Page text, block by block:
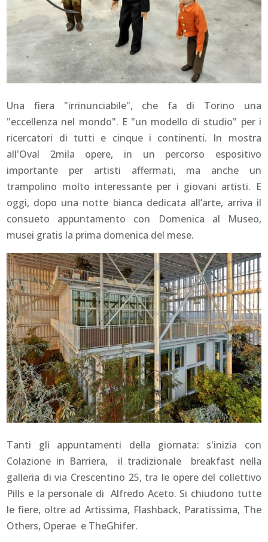
Una fiera "irrinunciabile", che fa di Torino una
"eccellenza nel mondo". E "un modello di studio" per i
ricercatori di tutti e cinque i continenti. In mostra
all'Oval 2mila opere, in un percorso espositivo
importante per artisti affermati, ma anche un
trampolino molto interessante per i giovani artisti. E
oggi, dopo una notte bianca dedicata all’arte, arriva il
consueto appuntamento con Domenica al Museo,
musei gratis la prima domenica del mese.
Tanti gli appuntamenti della giornata: s'inizia con
Colazione in Barriera, il tradizionale breakfast nella
galleria di via Crescentino 25, tra le opere del collettivo
Pills e la personale di Alfredo Aceto. Si chiudono tutte
le fiere, oltre ad Artissima, Flashback, Paratissima, The
Others, Operae e TheGhifer.